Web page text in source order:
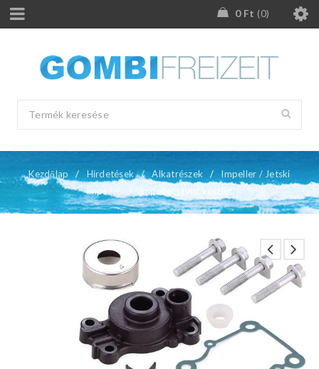
0 Ft 0
Kezdőlap / Hirdetések / Alkatrészek /
Impeller / Jetski
impeller
/ Impeller javítókészlet